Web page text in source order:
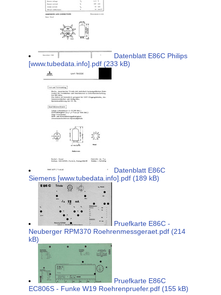
Datenblatt E86C Philips
[www.tubedata.info].pdf (233 kB)
Datenblatt E86C
Siemens [www.tubedata.info].pdf (189 kB)
Pruefkarte E86C -
Neuberger RPM370 Roehrenmessgeraet.pdf (214
kB)
Pruefkarte E86C
EC806S - Funke W19 Roehrenpruefer.pdf (155 kB)